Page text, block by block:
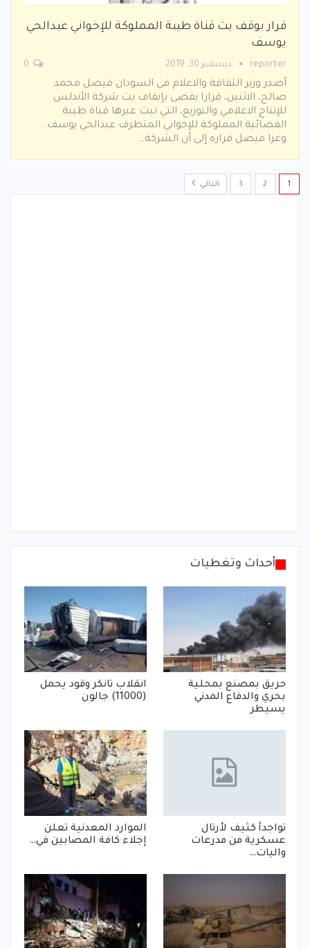
قرار بوقف بث قناة طيبة المملوكة للإخواني عبدالحي
يوسف
reporter ديسمبر 30, 2019
أصدر وزير الثقافة والاعلام في السودان فيصل محمد
صالح، الاثنين، قرارا يقضى بإيقاف بث شركة الأندلس
للإنتاج الاعلامي والتوزيع، التي تبث عبرها قناة طيبة
الفضائية المملوكة للإخواني المتطرف عبدالحي يوسف.
وعزا فيصل قراره إلى أن الشركة…
1
2
3 التالي
أحداث وتغطيات
حريق بمصنع بمحلية
بحري والدفاع المدني
يسيطر
انقلاب تانكر وقود يحمل
(11000) جالون
تواجدأ كثيف لأرتال
عسكرية من مدرعات
واليات…
الموارد المعدنية تعلن
إجلاء كافة المصابين في…